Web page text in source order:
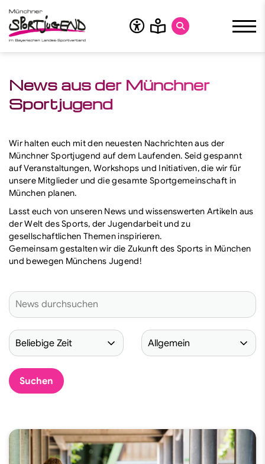
News aus der Münchner
Sportjugend
Wir halten euch mit den neuesten Nachrichten aus der
Münchner Sportjugend auf dem Laufenden. Seid gespannt
auf Veranstaltungen, Workshops und Initiativen, die wir für
unsere Mitglieder und die gesamte Sportgemeinschaft in
München planen.
Lasst euch von unseren News und wissenswerten Artikeln aus
der Welt des Sports, der Jugendarbeit und zu
gesellschaftlichen Themen inspirieren.
Gemeinsam gestalten wir die Zukunft des Sports in München
und bewegen Münchens Jugend!
Über uns
Zuschüsse
Service
Themen
Newsroom
Olympia
Safe Sport
Diskriminierungsfrei im Sport
Schule & Verein
Finde dein Ehrenamt